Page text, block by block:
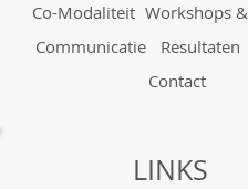
LINKS
Co-Modaliteit Workshops
Communicatie
Resultaten
Contact